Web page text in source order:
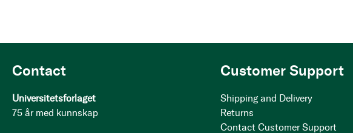
Contact
Universitetsforlaget
75 år med kunnskap
Customer Support
Shipping and Delivery
Returns
Contact Customer Support